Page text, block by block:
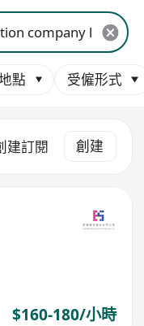
點 受僱形式
建訂閱 創建
$160-180/小時